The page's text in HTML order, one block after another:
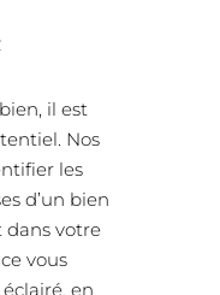
il est
Nos
les
d’un bien
votre
vous
en